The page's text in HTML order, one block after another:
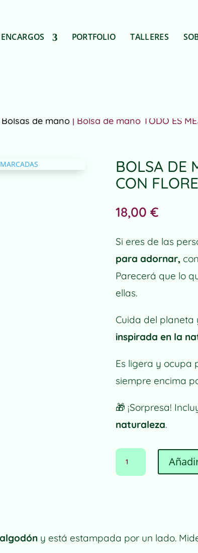
ENCARGOS PORTFOLIO TALLERES
Bolsas de mano | Bolsa de mano TODO ES
BOLSA DE
CON
18,00 €
Si eres de las
para adornar,
Parecerá que lo
ellas.
Cuida del
inspirada en la
Es ligera y ocupa
siempre encima
🎁 ¡Sorpresa!
naturaleza.
BOLSA
DE
MANO
FLORES
ENMARCADAS
y está estampada por un lado.